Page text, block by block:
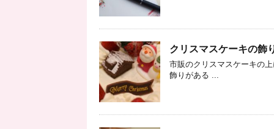
クリスマスケーキの飾
市販のクリスマスケーキの
飾りがある ...